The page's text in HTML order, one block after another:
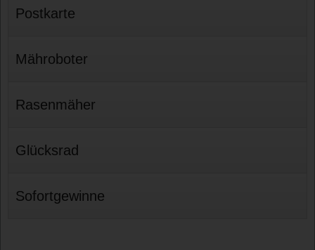
Postkarte
Mähroboter
Rasenmäher
Glücksrad
Sofortgewinne